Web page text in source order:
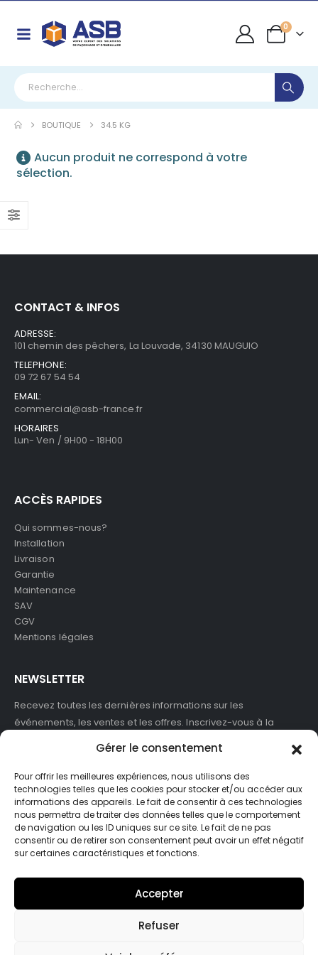
Gérer le consentement
Pour offrir les meilleures expériences, nous utilisons des
technologies telles que les cookies pour stocker et/ou accéder aux
informations des appareils. Le fait de consentir à ces technologies
nous permettra de traiter des données telles que le comportement
de navigation ou les ID uniques sur ce site. Le fait de ne pas
consentir ou de retirer son consentement peut avoir un effet négatif
sur certaines caractéristiques et fonctions.
Accepter
Refuser
0
BOUTIQUE 34.5 KG
Aucun produit ne correspond à votre
sélection.
CONTACT & INFOS
ADRESSE:
101 chemin des pêchers, La Louvade, 34130 MAUGUIO
TELEPHONE:
09 72 67 54 54
EMAIL:
commercial@asb-france.fr
HORAIRES
Lun- Ven / 9H00 - 18H00
ACCÈS RAPIDES
Qui sommes-nous?
Installation
Livraison
Garantie
Maintenance
SAV
CGV
Mentions légales
NEWSLETTER
Recevez toutes les dernières informations sur les
événements, les ventes et les offres. Inscrivez-vous à la
J'accepte de recevoir des newsletters et des informations
marketing de ASB France.